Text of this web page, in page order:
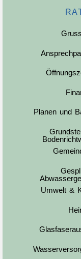
Planen und
Umwelt &